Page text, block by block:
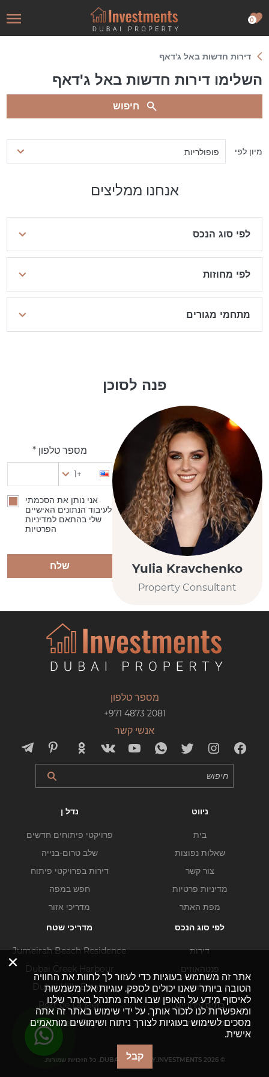
0
דירות חדשות באל ג'דאף
השלימו דירות חדשות באל ג'דאף
חיפוש
מיון לפי פופולריות
אנחנו ממליצים
לפי סוג הנכס
לפי מחוזות
מתחמי מגורים
פנה לסוכן
Yulia Kravchenko
Property Consultant
מספר טלפון *
+1
אני נותן את הסכמתי
לעיבוד הנתונים האישיים
שלי בהתאם למדיניות
הפרטיות
שלח
מספר טלפון
+971 4873 2081
אנשי קשר
ניווט
בית
שאלות נפוצות
צור קשר
מדיניות פרטיות
מפת האתר
נדל ן
פרויקטי פיתוחים חדשים
שלב טרום-בנייה
דירות בפרויקטי פיתוח
חפש במפה
מדריכי אזור
לפי סוג הנכס
דירות
פנטהאוזים
וילות
בתים עירוניים
נכסים מסחריים
מדריכי שטח
Jumeirah Beach Residence
Dubai Creek Harbour
Dubai Hills Estate
Port de La Mer
Business Bay
© DUBAI-PROPERTY.INVESTMENTS 2026. כל הזכויות שמורות.
×
אתר זה משתמש בעוגיות כדי לעזור לך לחוות את החוויה
הטובה ביותר שאנו יכולים לספק. עוגיות אלו משמשות
לאיסוף מידע על האופן שבו אתה מתנהל באתר שלנו
ומאפשרות לנו לזכור אותך. על ידי שימוש באתר זה אתה
מסכים לשימוש בעוגיות לצורך ניתוח ושימושים מותאמים
אישית.
קבל